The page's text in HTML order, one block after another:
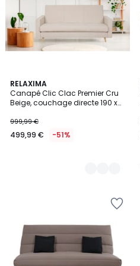
RELAXIMA
Canapé Clic Clac Premier Cru
Beige, couchage directe 190 x
999,99 €
499,99 € -51%
2
Couleurs